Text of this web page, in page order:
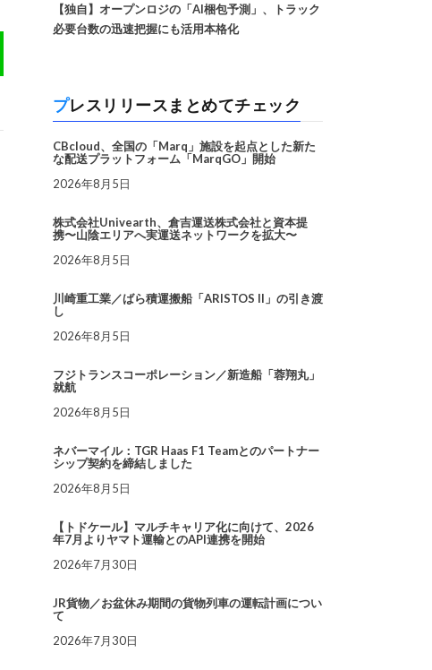
【独自】オープンロジの「AI梱包予測」、トラック
必要台数の迅速把握にも活用本格化
プレスリリースまとめてチェック
CBcloud、全国の「Marq」施設を起点とした新た
な配送プラットフォーム「MarqGO」開始
2026年8月5日
株式会社Univearth、倉吉運送株式会社と資本提
携〜山陰エリアへ実運送ネットワークを拡大〜
2026年8月5日
川崎重工業／ばら積運搬船「ARISTOS II」の引き渡
し
2026年8月5日
フジトランスコーポレーション／新造船「蓉翔丸」
就航
2026年8月5日
ネバーマイル：TGR Haas F1 Teamとのパートナー
シップ契約を締結しました
2026年8月5日
【トドケール】マルチキャリア化に向けて、2026
年7月よりヤマト運輸とのAPI連携を開始
2026年7月30日
JR貨物／お盆休み期間の貨物列車の運転計画につい
て
2026年7月30日